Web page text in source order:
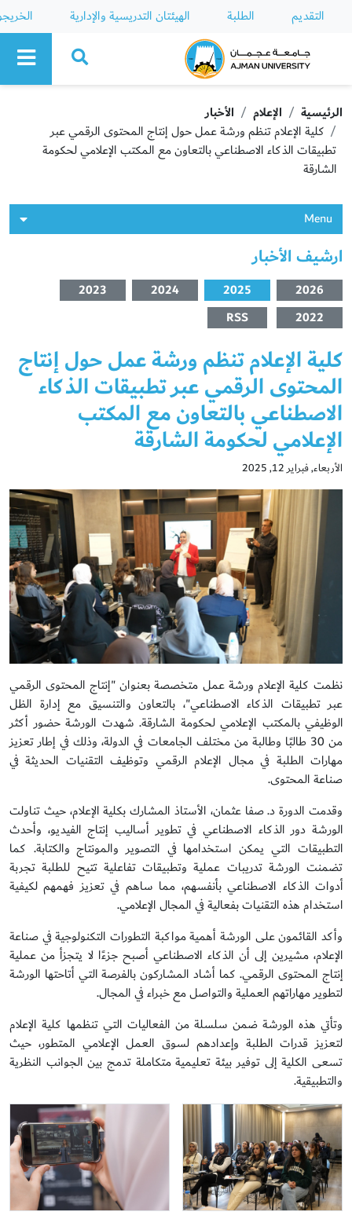
التقديم الطلبة الهيئتان التدريسية والإدارية
Ajman University
الرئيسية الإعلام
الأخبار
كلية الإعلام تنظم ورشة عمل حول إنتاج المحتوى الرقمي عبر
تطبيقات الذكاء الاصطناعي بالتعاون مع المكتب الإعلامي لحكومة
الشارقة
Menu
ارشيف الأخبار
2026
2025
2024
2023
2022
RSS
كلية الإعلام تنظم ورشة عمل حول إنتاج
المحتوى الرقمي عبر تطبيقات الذكاء
الاصطناعي بالتعاون مع المكتب
الإعلامي لحكومة الشارقة
الأربعاء, فبراير 12, 2025
نظمت كلية الإعلام ورشة عمل متخصصة بعنوان "إنتاج المحتوى الرقمي
عبر تطبيقات الذكاء الاصطناعي"، بالتعاون والتنسيق مع إدارة الظل
الوظيفي بالمكتب الإعلامي لحكومة الشارقة. شهدت الورشة حضور أكثر
من 30 طالبًا وطالبة من مختلف الجامعات في الدولة، وذلك في إطار تعزيز
مهارات الطلبة في مجال الإعلام الرقمي وتوظيف التقنيات الحديثة في
صناعة المحتوى.
وقدمت الدورة د. صفا عثمان، الأستاذ المشارك بكلية الإعلام، حيث تناولت
الورشة دور الذكاء الاصطناعي في تطوير أساليب إنتاج الفيديو، وأحدث
التطبيقات التي يمكن استخدامها في التصوير والمونتاج والكتابة. كما
تضمنت الورشة تدريبات عملية وتطبيقات تفاعلية تتيح للطلبة تجربة
أدوات الذكاء الاصطناعي بأنفسهم، مما ساهم في تعزيز فهمهم لكيفية
استخدام هذه التقنيات بفعالية في المجال الإعلامي.
وأكد القائمون على الورشة أهمية مواكبة التطورات التكنولوجية في صناعة
الإعلام، مشيرين إلى أن الذكاء الاصطناعي أصبح جزءًا لا يتجزأ من عملية
إنتاج المحتوى الرقمي. كما أشاد المشاركون بالفرصة التي أتاحتها الورشة
لتطوير مهاراتهم العملية والتواصل مع خبراء في المجال.
وتأتي هذه الورشة ضمن سلسلة من الفعاليات التي تنظمها كلية الإعلام
لتعزيز قدرات الطلبة وإعدادهم لسوق العمل الإعلامي المتطور، حيث
تسعى الكلية إلى توفير بيئة تعليمية متكاملة تدمج بين الجوانب النظرية
والتطبيقية.